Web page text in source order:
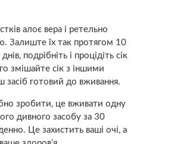
алоє вера і ретельно
Залиште їх так протягом 10
подрібніть і процідіть сік
змішайте сік з іншими
засіб готовий до вживання.
зробити, це вживати одну
дивного засобу за 30
Це захистить ваші очі, а